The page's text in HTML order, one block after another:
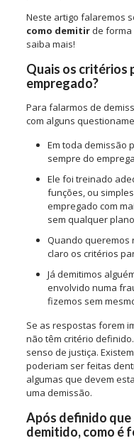
Neste artigo falaremos
como demitirde forma
saiba mais!
Quais os critérios
empregado?
Para falarmos de
com alguns
Em toda demissão
sempre do
Ele foi treinado
funções, ou
empregado com
sem qualquer
Quando queremos
claro os critérios
Já demitimos
envolvido numa
fizemos sem
Se as respostas forem
não têm critério
senso de justiça.
poderiam ser feitas
algumas que devem
uma demissão.
Após definido
demitido, como é